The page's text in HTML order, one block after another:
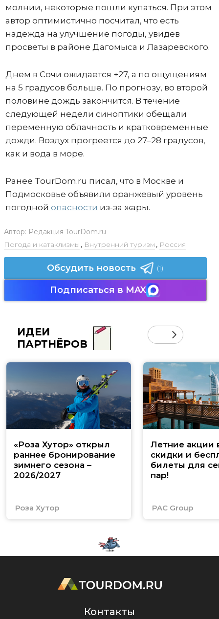
молнии, некоторые пошли купаться. При этом
автор оптимистично посчитал, что есть
надежда на улучшение погоды, увидев
просветы в районе Дагомыса и Лазаревского.
Днем в Сочи ожидается +27, а по ощущениям
на 5 градусов больше. По прогнозу, во второй
половине дождь закончится. В течение
следующей недели синоптики обещали
переменную облачность и кратковременные
дожди. Воздух прогреется до 27–28 градусов,
как и вода в море.
Ранее TourDom.ru писал, что в Москве и
Подмосковье объявили оранжевый уровень
погодной опасности из-за жары.
Автор: Редакция TourDom.ru
Погода и катаклизмы , Внутренний туризм , Россия
Обсудить новость (1)
Подписаться в MAX
ИДЕИ
ПАРТНЁРОВ
«Роза Хутор» открыл
раннее бронирование
зимнего сезона –
2026/2027
Роза Хутор
Летние акции
скидки и
билеты для
пар!
PAC Group
Контакты